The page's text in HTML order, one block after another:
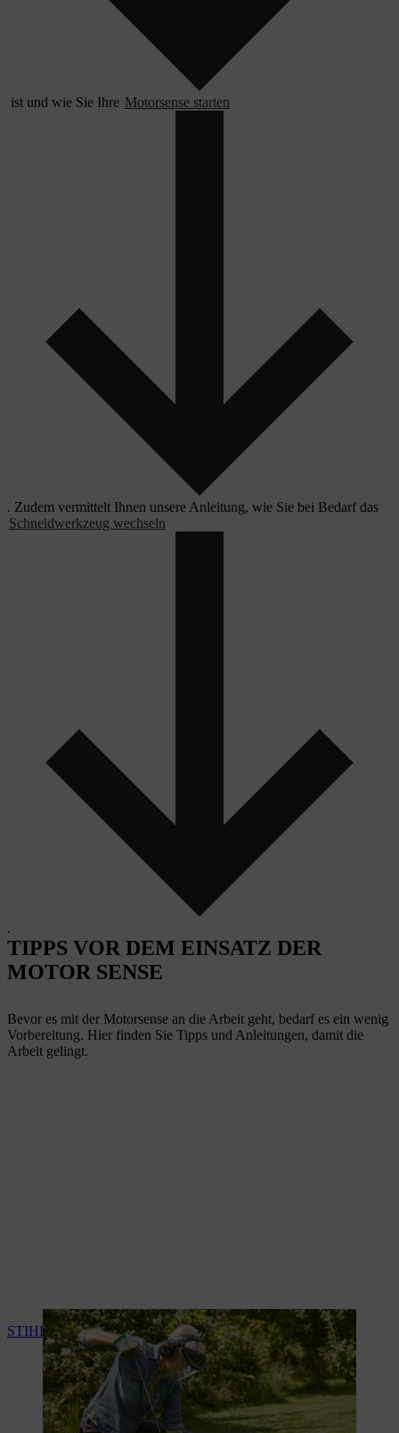
ist und wie Sie Ihre Motorsense starten
. Zudem vermittelt Ihnen unsere Anleitung, wie Sie bei Bedarf das
Schneidwerkzeug wechseln
.
TIPPS VOR DEM EINSATZ DER
MOTOR SENSE
Bevor es mit der Motorsense an die Arbeit geht, bedarf es ein wenig
Vorbereitung. Hier finden Sie Tipps und Anleitungen, damit die
Arbeit gelingt.
STIHL Motorsense starten